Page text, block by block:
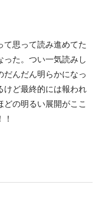
思って読み進めてた
た。つい一気読みし
んだん明らかになっ
けど最終的には報われ
の明るい展開がここ